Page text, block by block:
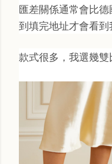
匯差關係通常會比
到填完地址才會看到
款式很多，我選幾雙